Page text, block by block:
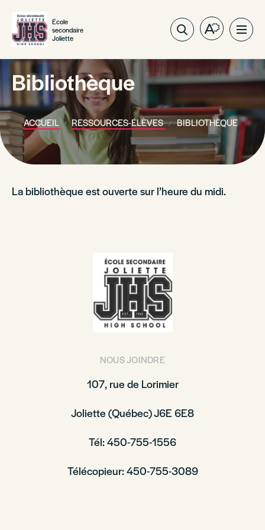
École
secondaire
Joliette
Ouvrez
barre
d'outilsdu
site
Bibliothèque
ACCUEIL RESSOURCES-ÉLÈVES BIBLIOTHÈQUE
La bibliothèque est ouverte sur l’heure du midi.
NOUS JOINDRE
107, rue de Lorimier
Joliette (Québec) J6E 6E8
Tél: 450-755-1556
Télécopieur: 450-755-3089